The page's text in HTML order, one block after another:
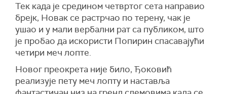
Тек када је средином четвртог сета направио
брејк, Новак се растрчао по терену, чак је
ушао и у мали вербални рат са публиком, што
је пробао да искористи Попирин спасавајући
четири меч лопте.
Новог преокрета није било, Ђоковић
реализује пету меч лопту и наставља